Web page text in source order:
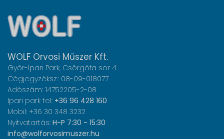
WOLF Orvosi Műszer Kft.
Győr-Ipari Park, Csörgőfa sor 4
Cégjegyzéksz.: 08-09-018077
Adószám: 14752205-2-08
Ipari park tel: +36 96 428 160
Mobil: +36 30 348 3232
Nyitvatartás: H-P 7:30 - 15:30
info@wolforvosimuszer.hu